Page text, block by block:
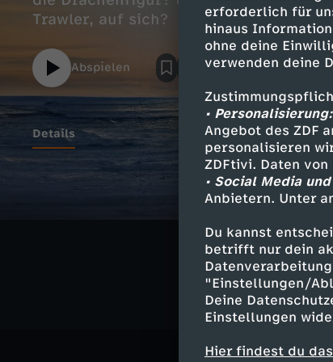
erforderlich für
hinaus
ohne deine
verwenden deine
• Personalisierung:
Angebot des ZDF
personalisieren
ZDFtivi. Daten
• Social Media
Anbietern. Unter
Du kannst
betrifft nur dein
"Einstellungen/
Deine
Einstellungen
Hier findest du
Trawler, auf sich?
Abspielen
Details
Mystery